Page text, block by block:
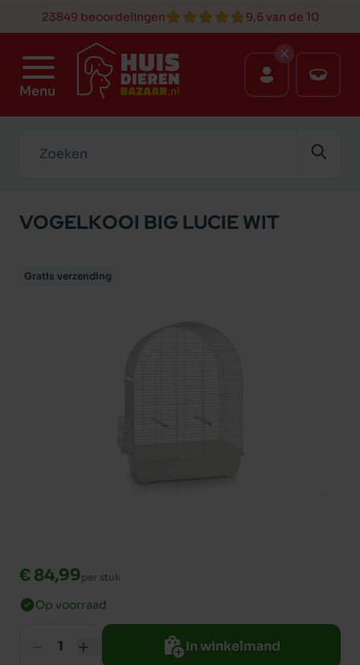
23849 beoordelingen 9,6 van de 10
Menu
VOGELKOOI BIG LUCIE WIT
Gratis verzending
€ 84,99per stuk
Op voorraad
In winkelmand